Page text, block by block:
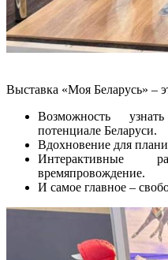
Выставка «Моя Беларусь» –
Возможность
потенциале Беларуси.
Вдохновение для
Интерактивные
времяпровождение.
И самое главное –